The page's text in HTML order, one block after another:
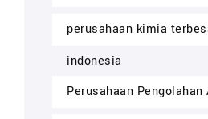
perusahaan kimia
indonesia
Perusahaan Pengolahan